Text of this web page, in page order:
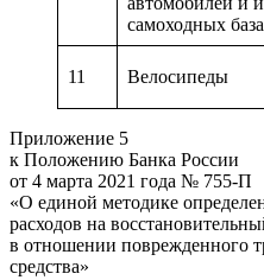
самоходных
11 Велосипеды
Приложение 5
к Положению Банка России
от 4 марта 2021 года № 755-П
«О единой методике
расходов на
в отношении поврежденного
средства»